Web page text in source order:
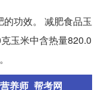
功效。 减肥食品玉
玉米中含热量820.0
养师_帮考网